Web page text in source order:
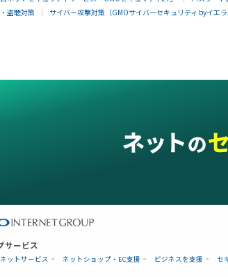
盗聴対策
サイバー攻撃対策（GMOサイバーセキュリティ byイエラ
サービス
ットサービス ネットショップ・EC支援 ビジネスを支援 セ